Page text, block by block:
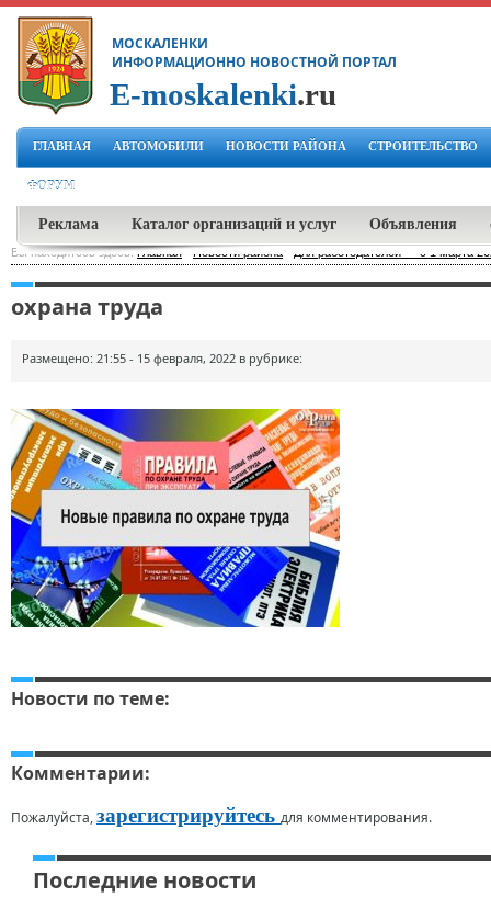
МОСКАЛЕНКИ
ИНФОРМАЦИОННО НОВОСТНОЙ ПОРТАЛ
E-moskalenki.ru
ГЛАВНАЯ АВТОМОБИЛИ НОВОСТИ РАЙОНА СТРОИТЕЛЬСТВО
ФОРУМ
Реклама Каталог организаций и услуг Объявления
Вы находитесь здесь:Главная-Новости района Для работодателей — с 1 марта
охрана труда
Размещено: 21:55 - 15 февраля, 2022 в рубрике:
Новости по теме:
Комментарии:
Пожалуйста,зарегистрируйтесь для комментирования.
Последние новости